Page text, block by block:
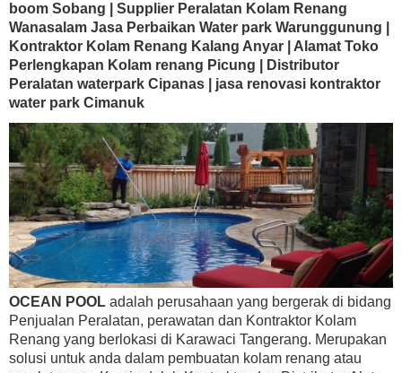
boom Sobang | Supplier Peralatan Kolam Renang
Wanasalam Jasa Perbaikan Water park Warunggunung |
Kontraktor Kolam Renang Kalang Anyar | Alamat Toko
Perlengkapan Kolam renang Picung | Distributor
Peralatan waterpark Cipanas | jasa renovasi kontraktor
water park Cimanuk
OCEAN POOL adalah perusahaan yang bergerak di bidang
Penjualan Peralatan, perawatan dan Kontraktor Kolam
Renang yang berlokasi di Karawaci Tangerang. Merupakan
solusi untuk anda dalam pembuatan kolam renang atau